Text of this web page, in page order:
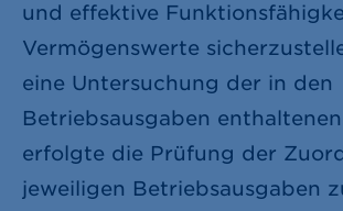
und effektive
Vermögenswerte
eine Untersuchung der in den
Betriebsausgaben
erfolgte die Prüfung der
jeweiligen Betriebsausgaben